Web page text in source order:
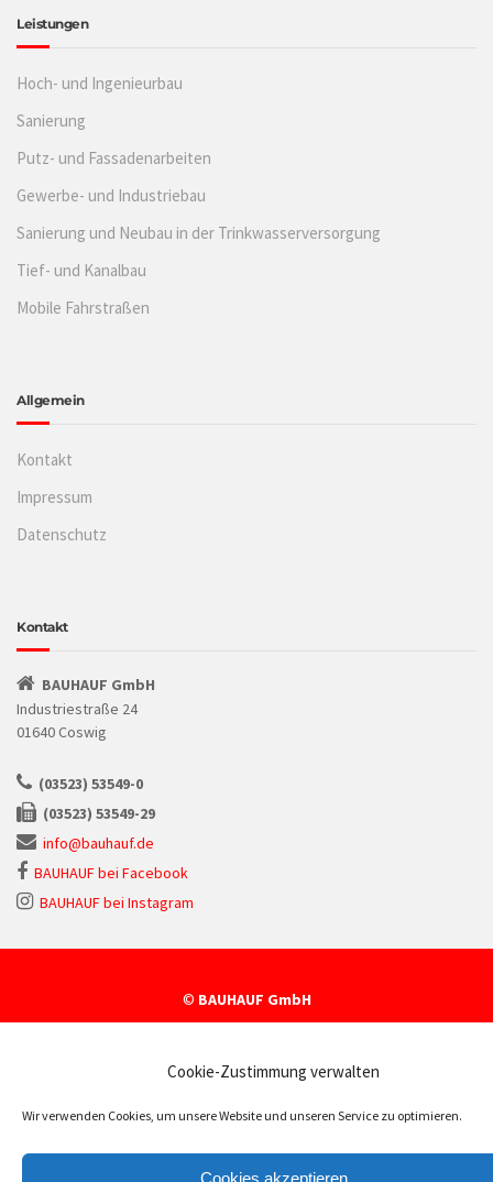
Cookie-Zustimmung verwalten
Wir verwenden Cookies, um unsere Website und unseren Service zu optimieren.
Cookies akzeptieren
Leistungen
Hoch- und Ingenieurbau
Sanierung
Putz- und Fassadenarbeiten
Gewerbe- und Industriebau
Sanierung und Neubau in der Trinkwasserversorgung
Tief- und Kanalbau
Mobile Fahrstraßen
Allgemein
Kontakt
Impressum
Datenschutz
Kontakt
BAUHAUF GmbH
Industriestraße 24
01640 Coswig
(03523) 53549-0
(03523) 53549-29
info@bauhauf.de
BAUHAUF bei Facebook
BAUHAUF bei Instagram
© BAUHAUF GmbH